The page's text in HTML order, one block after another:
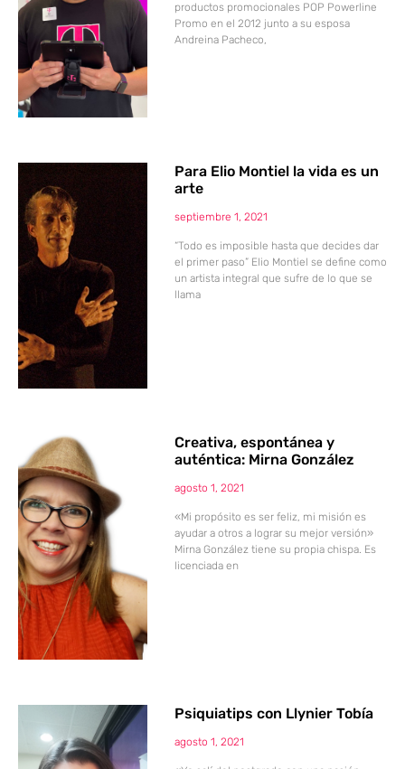
productos promocionales POP Powerline
Promo en el 2012 junto a su esposa
Andreina Pacheco,
Para Elio Montiel la vida es un
arte
septiembre 1, 2021
“Todo es imposible hasta que decides dar
el primer paso” Elio Montiel se define como
un artista integral que sufre de lo que se
llama
Creativa, espontánea y
auténtica: Mirna González
agosto 1, 2021
«Mi propósito es ser feliz, mi misión es
ayudar a otros a lograr su mejor versión»
Mirna González tiene su propia chispa. Es
licenciada en
Psiquiatips con Llynier Tobía
agosto 1, 2021